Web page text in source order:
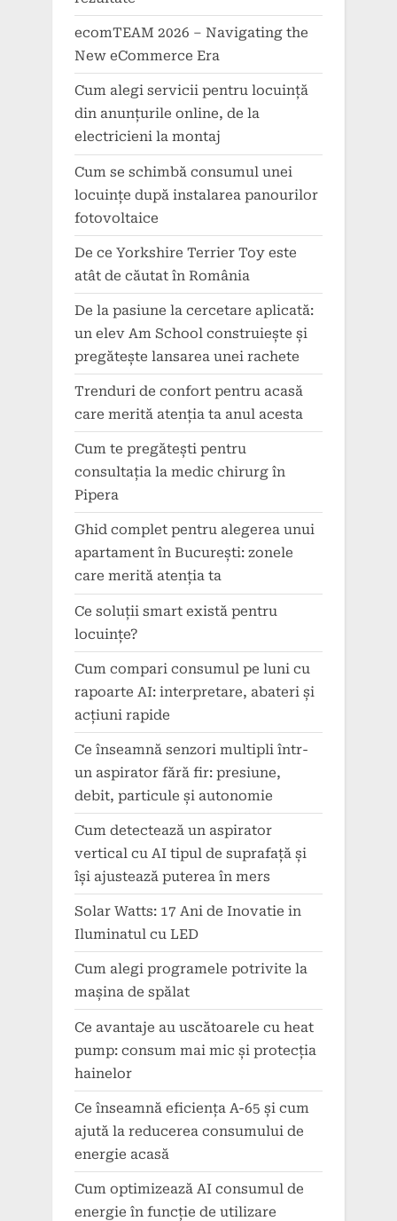
ecomTEAM 2026 – Navigating the
New eCommerce Era
Cum alegi servicii pentru locuință
din anunțurile online, de la
electricieni la montaj
Cum se schimbă consumul unei
locuințe după instalarea panourilor
fotovoltaice
De ce Yorkshire Terrier Toy este
atât de căutat în România
De la pasiune la cercetare aplicată:
un elev Am School construiește și
pregătește lansarea unei rachete
Trenduri de confort pentru acasă
care merită atenția ta anul acesta
Cum te pregătești pentru
consultația la medic chirurg în
Pipera
Ghid complet pentru alegerea unui
apartament în București: zonele
care merită atenția ta
Ce soluții smart există pentru
locuințe?
Cum compari consumul pe luni cu
rapoarte AI: interpretare, abateri și
acțiuni rapide
Ce înseamnă senzori multipli într-
un aspirator fără fir: presiune,
debit, particule și autonomie
Cum detectează un aspirator
vertical cu AI tipul de suprafață și
își ajustează puterea în mers
Solar Watts: 17 Ani de Inovatie in
Iluminatul cu LED
Cum alegi programele potrivite la
mașina de spălat
Ce avantaje au uscătoarele cu heat
pump: consum mai mic și protecția
hainelor
Ce înseamnă eficiența A-65 și cum
ajută la reducerea consumului de
energie acasă
Cum optimizează AI consumul de
energie în funcție de utilizare